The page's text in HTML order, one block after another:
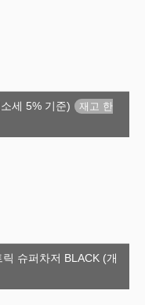
세 5% 기준)
슈퍼차저 BLACK (개